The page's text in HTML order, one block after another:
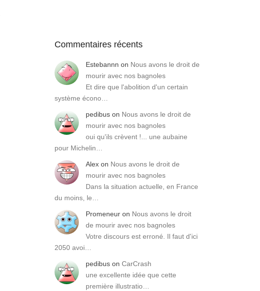
Commentaires récents
Estebannn on Nous avons le droit de
mourir avec nos bagnoles
Et dire que l'abolition d'un certain
système écono…
pedibus on Nous avons le droit de
mourir avec nos bagnoles
oui qu'ils crèvent !... une aubaine
pour Michelin…
Alex on Nous avons le droit de
mourir avec nos bagnoles
Dans la situation actuelle, en France
du moins, le…
Promeneur on Nous avons le droit
de mourir avec nos bagnoles
Votre discours est erroné. Il faut d'ici
2050 avoi…
pedibus on CarCrash
une excellente idée que cette
première illustratio…